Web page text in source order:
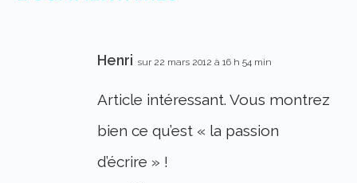
Henri sur 22 mars 2012 à 16 h 54 min
Article intéressant. Vous montrez
bien ce qu’est « la passion
d’écrire » !